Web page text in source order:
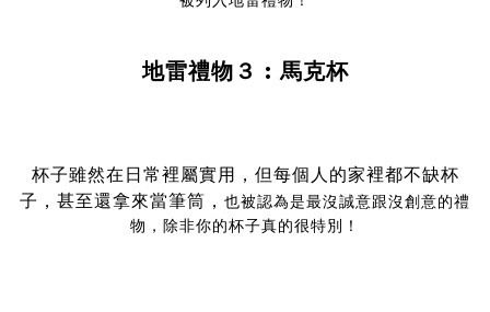
地雷禮物３ : 馬克杯
杯子雖然在日常裡屬實用，但每個人的家裡都不缺杯
子，甚至還拿來當筆筒， 也被認為是最沒誠意跟沒創意的禮
物，除非你的杯子真的很特別！